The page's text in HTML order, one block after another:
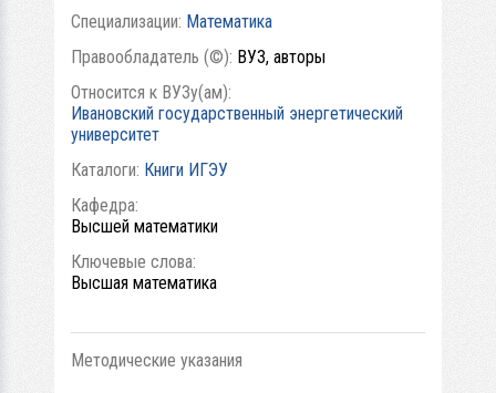
Специализации: Математика
Правообладатель (©): ВУЗ, авторы
Относится к ВУЗу(ам):
Ивановский государственный энергетический
университет
Каталоги: Книги ИГЭУ
Кафедра:
Высшей математики
Ключевые слова:
Высшая математика
Методические указания